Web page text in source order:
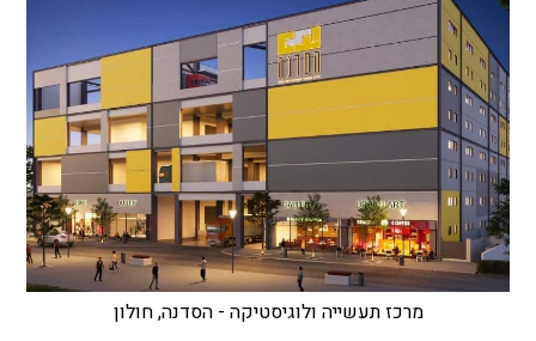
מרכז תעשייה ולוגיסטיקה - הסדנה, חולון